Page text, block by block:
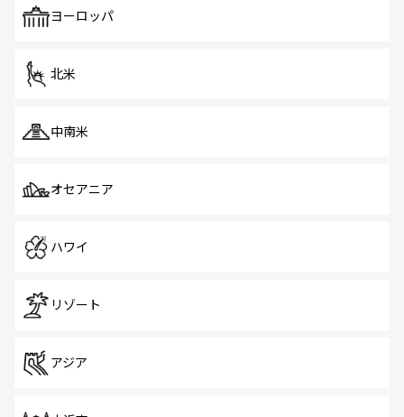
で、ホーカーズは地元の風情を楽しめる外せないスポット
ヨーロッパ
北米
中南米
オセアニア
ハワイ
リゾート
アジア